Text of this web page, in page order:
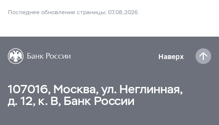
Последнее обновление страницы: 07.08.2026
Наверх
107016, Москва, ул. Неглинная,
д. 12, к. В, Банк России